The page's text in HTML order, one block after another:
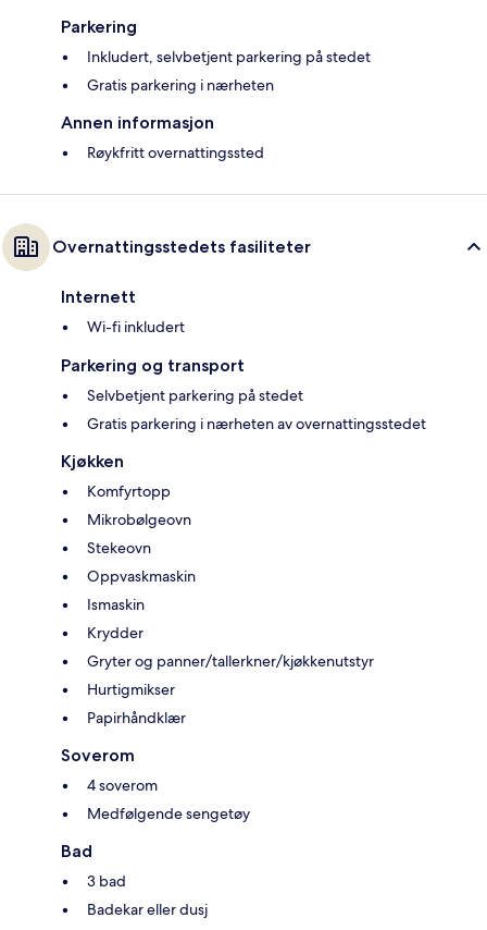
Parkering
Inkludert, selvbetjent parkering på stedet
Gratis parkering i nærheten
Annen informasjon
Røykfritt overnattingssted
Overnattingsstedets fasiliteter
Internett
Wi-fi inkludert
Parkering og transport
Selvbetjent parkering på stedet
Gratis parkering i nærheten av overnattingsstedet
Kjøkken
Komfyrtopp
Mikrobølgeovn
Stekeovn
Oppvaskmaskin
Ismaskin
Krydder
Gryter og panner/tallerkner/kjøkkenutstyr
Hurtigmikser
Papirhåndklær
Soverom
4 soverom
Medfølgende sengetøy
Bad
3 bad
Badekar eller dusj